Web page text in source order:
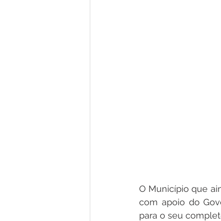
O Município que
com apoio do
para o seu